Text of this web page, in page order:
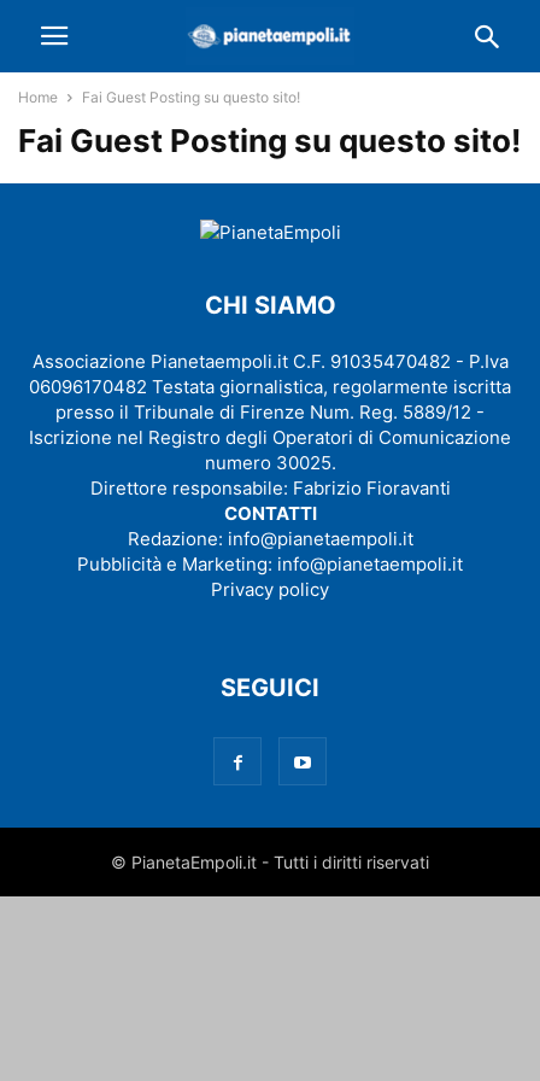
Home Fai Guest Posting su questo sito!
Fai Guest Posting su questo sito!
CHI SIAMO
Associazione Pianetaempoli.it C.F. 91035470482 - P.Iva
06096170482 Testata giornalistica, regolarmente iscritta
presso il Tribunale di Firenze Num. Reg. 5889/12 -
Iscrizione nel Registro degli Operatori di Comunicazione
numero 30025.
Direttore responsabile: Fabrizio Fioravanti
CONTATTI
Redazione: info@pianetaempoli.it
Pubblicità e Marketing: info@pianetaempoli.it
Privacy policy
SEGUICI
© PianetaEmpoli.it - Tutti i diritti riservati